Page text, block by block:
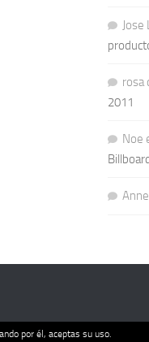
Jose
rosa
2011
Noe
Anne
por él, aceptas su uso.